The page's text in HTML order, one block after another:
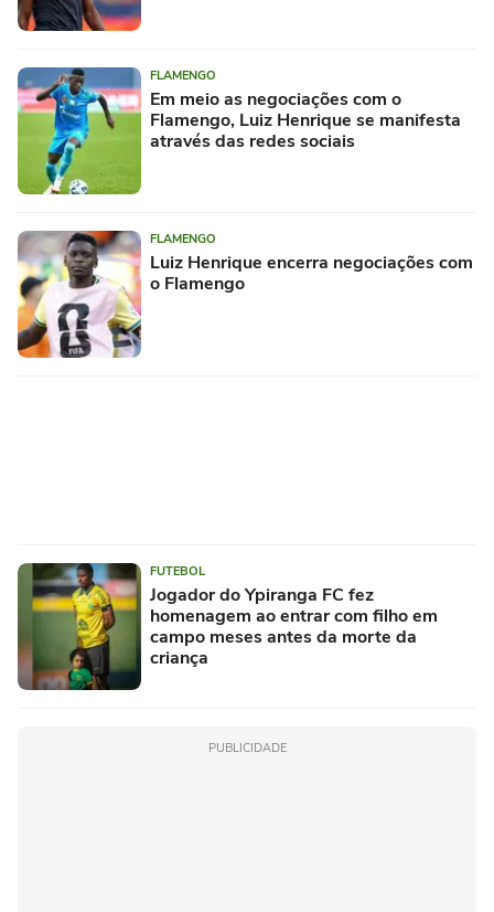
FLAMENGO
Em meio as negociações com o
Flamengo, Luiz Henrique se manifesta
através das redes sociais
FLAMENGO
Luiz Henrique encerra negociações com
o Flamengo
FUTEBOL
Jogador do Ypiranga FC fez
homenagem ao entrar com filho em
campo meses antes da morte da
criança
PUBLICIDADE